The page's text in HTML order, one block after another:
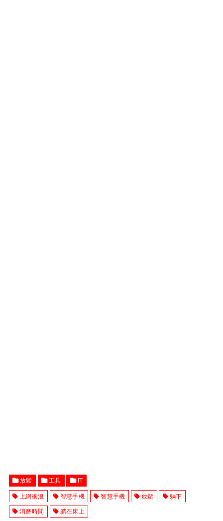
放鬆 工具 IT
上網衝浪 智慧手機 智慧手機 放鬆 躺下
消磨時間 躺在床上